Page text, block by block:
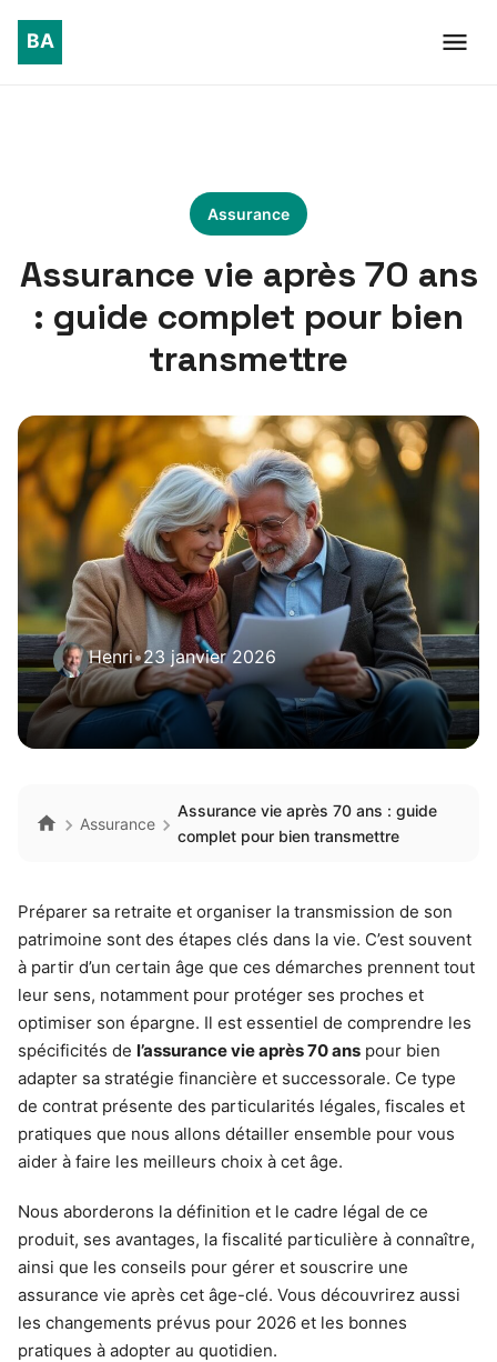
Assurance
Assurance vie après 70 ans
: guide complet pour bien
transmettre
Henri•23 janvier 2026
Assurance
Assurance vie après 70 ans : guide
complet pour bien transmettre
Préparer sa retraite et organiser la transmission de son
patrimoine sont des étapes clés dans la vie. C’est souvent
à partir d’un certain âge que ces démarches prennent tout
leur sens, notamment pour protéger ses proches et
optimiser son épargne. Il est essentiel de comprendre les
spécificités de l’assurance vie après 70 ans pour bien
adapter sa stratégie financière et successorale. Ce type
de contrat présente des particularités légales, fiscales et
pratiques que nous allons détailler ensemble pour vous
aider à faire les meilleurs choix à cet âge.
Nous aborderons la définition et le cadre légal de ce
produit, ses avantages, la fiscalité particulière à connaître,
ainsi que les conseils pour gérer et souscrire une
assurance vie après cet âge-clé. Vous découvrirez aussi
les changements prévus pour 2026 et les bonnes
pratiques à adopter au quotidien.